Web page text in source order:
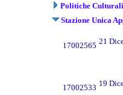
Politiche
Stazione Unica
17002565 21
17002533 19